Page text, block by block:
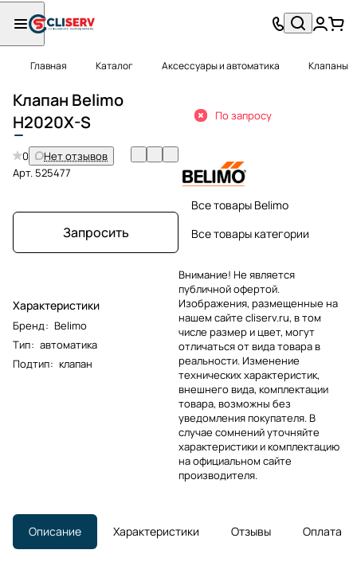
Главная Каталог Аксессуары и автоматика Клапаны
Клапан Belimo
H2020X-S
0
Нет отзывов
Арт. 525477
Запросить
Характеристики
Бренд: Belimo
Тип: автоматика
Подтип: клапан
По запросу
Все товары Belimo
Все товары категории
Внимание! Не является
публичной офертой.
Изображения, размещенные на
нашем сайте cliserv.ru, в том
числе размер и цвет, могут
отличаться от вида товара в
реальности. Изменение
технических характеристик,
внешнего вида, комплектации
товара, возможны без
уведомления покупателя. В
случае сомнений уточняйте
характеристики и комплектацию
на официальном сайте
производителя.
Описание Характеристики Отзывы Оплата